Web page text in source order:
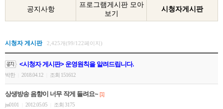
공지사항
프로그램게시판 모아
보기
시청자게시판
시청자 게시판 2,425개(99/122페이지)
<시청자 게시판> 운영원칙을 알려드립니다.
박한 2018.04.12 조회 151612
상생방송 음향이 너무 작게 들려요~ [1]
jss0101
2012.05.05 조회 3175